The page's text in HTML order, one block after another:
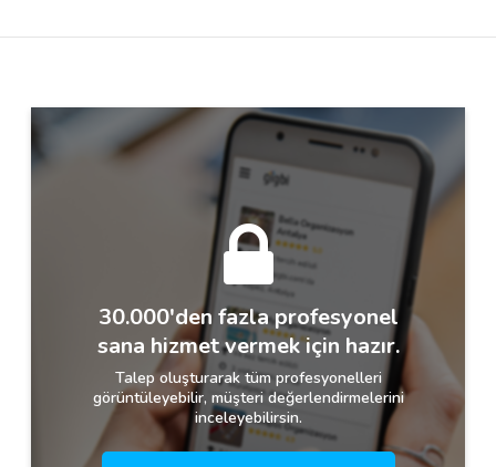
İletişim
Kariyer
30.000'den fazla profesyonel
sana hizmet vermek için hazır.
Talep oluşturarak tüm profesyonelleri
görüntüleyebilir, müşteri değerlendirmelerini
inceleyebilirsin.